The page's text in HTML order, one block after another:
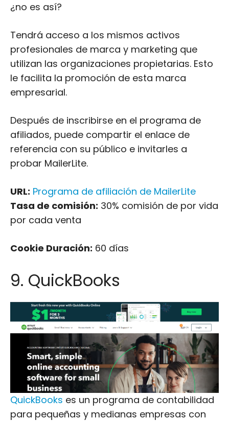
¿no es así?
Tendrá acceso a los mismos activos
profesionales de marca y marketing que
utilizan las organizaciones propietarias. Esto
le facilita la promoción de esta marca
empresarial.
Después de inscribirse en el programa de
afiliados, puede compartir el enlace de
referencia con su público e invitarles a
probar MailerLite.
URL: Programa de afiliación de MailerLite
Tasa de comisión: 30% comisión de por vida
por cada venta
Cookie Duración: 60 días
9. QuickBooks
QuickBooks es un programa de contabilidad
para pequeñas y medianas empresas con